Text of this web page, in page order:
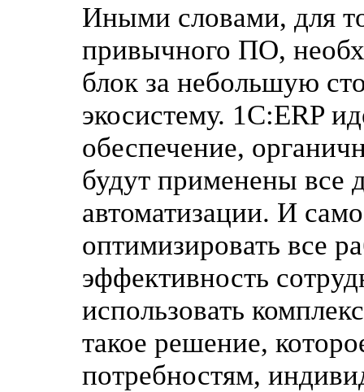
Иными словами, для
привычного ПО,
блок за небольшую
экосистему. 1С:ERP
обеспечение,
будут применены все
автоматизации. И
оптимизировать все
эффективность
использовать
такое решение,
потребностям,